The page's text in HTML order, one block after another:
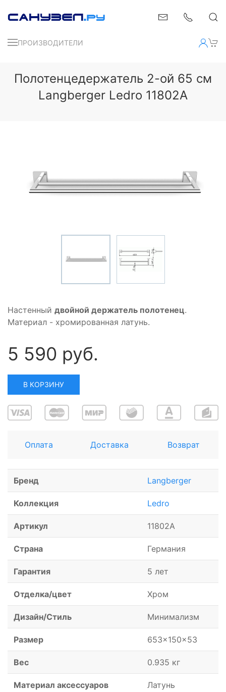
ПРОИЗВОДИТЕЛИ
Полотенцедержатель 2-ой 65 см
Langberger Ledro 11802A
Настенный двойной держатель полотенец.
Материал - хромированная латунь.
5 590 руб.
В КОРЗИНУ
Оплата Доставка Возврат
Бренд Langberger
Коллекция Ledro
Артикул 11802A
Страна Германия
Гарантия 5 лет
Отделка/цвет Хром
Дизайн/Стиль Минимализм
Размер 653x150x53
Вес 0.935 кг
Материал аксессуаров Латунь